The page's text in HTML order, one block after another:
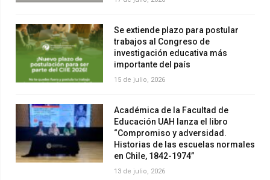
Se extiende plazo para postular
trabajos al Congreso de
investigación educativa más
importante del país
15 de julio, 2026
Académica de la Facultad de
Educación UAH lanza el libro
“Compromiso y adversidad.
Historias de las escuelas normales
en Chile, 1842-1974”
13 de julio, 2026